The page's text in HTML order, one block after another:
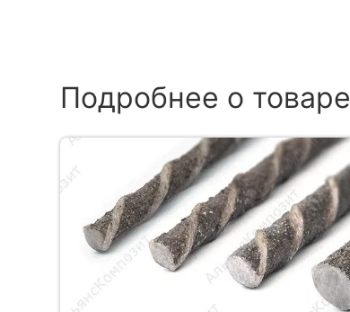
Подробнее о товаре